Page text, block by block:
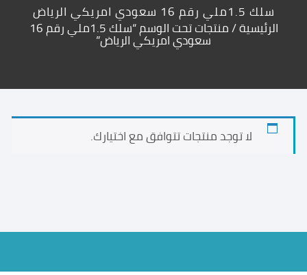
سلك 1.5ملي رقم 16 سعودي امريكي الرياض
الرئيسية / منتجات تحت الوسم “سلك 1.5ملي رقم 16
سعودي امريكي الرياض”
لا توجد منتجات تتوافق مع اختيارك.